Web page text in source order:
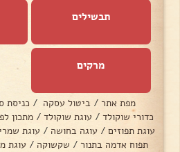
תבשילים
מרקים
מפת אתר / ביטול עסקה / כניסת
כדורי שוקולד / עוגת שוקולד / מתכון
עוגת תפוזים / עוגה בחושה / עוגת
תפוח אדמה בתנור / שקשוקה / עוגת